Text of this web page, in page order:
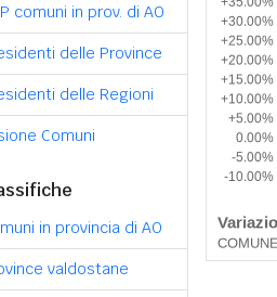
comuni in prov. di AO
delle Province
delle Regioni
Comuni
in provincia di AO
valdostane